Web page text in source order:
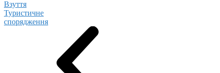
Взуття
Туристичне
спорядження